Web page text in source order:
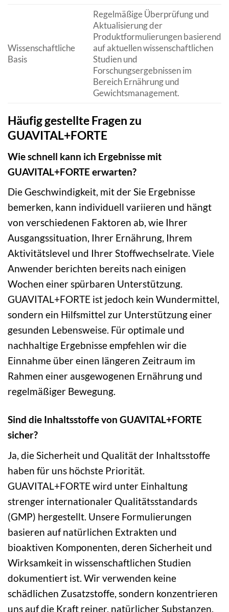
Wissenschaftliche
Basis
Regelmäßige Überprüfung und
Aktualisierung der
Produktformulierungen basierend
auf aktuellen wissenschaftlichen
Studien und
Forschungsergebnissen im
Bereich Ernährung und
Gewichtsmanagement.
Häufig gestellte Fragen zu
GUAVITAL+FORTE
Wie schnell kann ich Ergebnisse mit
GUAVITAL+FORTE erwarten?
Die Geschwindigkeit, mit der Sie Ergebnisse
bemerken, kann individuell variieren und hängt
von verschiedenen Faktoren ab, wie Ihrer
Ausgangssituation, Ihrer Ernährung, Ihrem
Aktivitätslevel und Ihrer Stoffwechselrate. Viele
Anwender berichten bereits nach einigen
Wochen einer spürbaren Unterstützung.
GUAVITAL+FORTE ist jedoch kein Wundermittel,
sondern ein Hilfsmittel zur Unterstützung einer
gesunden Lebensweise. Für optimale und
nachhaltige Ergebnisse empfehlen wir die
Einnahme über einen längeren Zeitraum im
Rahmen einer ausgewogenen Ernährung und
regelmäßiger Bewegung.
Sind die Inhaltsstoffe von GUAVITAL+FORTE
sicher?
Ja, die Sicherheit und Qualität der Inhaltsstoffe
haben für uns höchste Priorität.
GUAVITAL+FORTE wird unter Einhaltung
strenger internationaler Qualitätsstandards
(GMP) hergestellt. Unsere Formulierungen
basieren auf natürlichen Extrakten und
bioaktiven Komponenten, deren Sicherheit und
Wirksamkeit in wissenschaftlichen Studien
dokumentiert ist. Wir verwenden keine
schädlichen Zusatzstoffe, sondern konzentrieren
uns auf die Kraft reiner, natürlicher Substanzen.